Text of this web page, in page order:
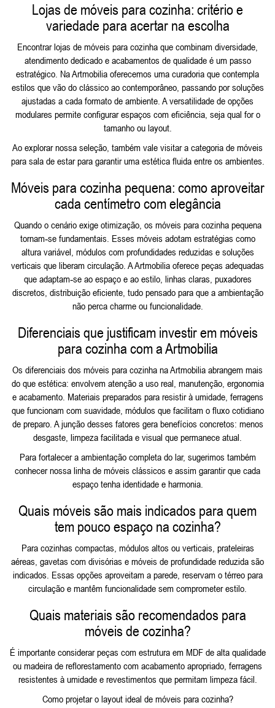
Lojas de móveis para cozinha: critério e
variedade para acertar na escolha
Encontrar lojas de móveis para cozinha que combinam diversidade,
atendimento dedicado e acabamentos de qualidade é um passo
estratégico. Na Artmobilia oferecemos uma curadoria que contempla
estilos que vão do clássico ao contemporâneo, passando por soluções
ajustadas a cada formato de ambiente. A versatilidade de opções
modulares permite configurar espaços com eficiência, seja qual for o
tamanho ou layout.
Ao explorar nossa seleção, também vale visitar a categoria de móveis
para sala de estarpara garantir uma estética fluida entre os ambientes.
Móveis para cozinha pequena: como aproveitar
cada centímetro com elegância
Quando o cenário exige otimização, os móveis para cozinha pequena
tornam‑se fundamentais. Esses móveis adotam estratégias como
altura variável, módulos com profundidades reduzidas e soluções
verticais que liberam circulação. A Artmobilia oferece peças adequadas
que adaptam‑se ao espaço e ao estilo, linhas claras, puxadores
discretos, distribuição eficiente, tudo pensado para que a ambientação
não perca charme ou funcionalidade.
Diferenciais que justificam investir em móveis
para cozinha com a Artmobilia
Os diferenciais dos móveis para cozinha na Artmobilia abrangem mais
do que estética: envolvem atenção a uso real, manutenção, ergonomia
e acabamento. Materiais preparados para resistir à umidade, ferragens
que funcionam com suavidade, módulos que facilitam o fluxo cotidiano
de preparo. A junção desses fatores gera benefícios concretos: menos
desgaste, limpeza facilitada e visual que permanece atual.
Para fortalecer a ambientação completa do lar, sugerimos também
conhecer nossa linha de móveis clássicos e assim garantir que cada
espaço tenha identidade e harmonia.
Quais móveis são mais indicados para quem
tem pouco espaço na cozinha?
Para cozinhas compactas, módulos altos ou verticais, prateleiras
aéreas, gavetas com divisórias e móveis de profundidade reduzida são
indicados. Essas opções aproveitam a parede, reservam o térreo para
circulação e mantêm funcionalidade sem comprometer estilo.
Quais materiais são recomendados para
móveis de cozinha?
É importante considerar peças com estrutura em MDF de alta qualidade
ou madeira de reflorestamento com acabamento apropriado, ferragens
resistentes à umidade e revestimentos que permitam limpeza fácil.
Como projetar o layout ideal de móveis para cozinha?